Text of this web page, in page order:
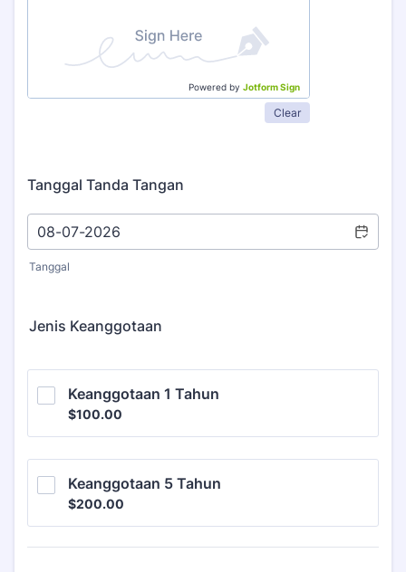
Powered by Jotform Sign
Clear
Tanggal Tanda Tangan
Tanggal
Jenis Keanggotaan
Keanggotaan 1 Tahun
$100.00
$100.00
Keanggotaan 5 Tahun
$200.00
$200.00